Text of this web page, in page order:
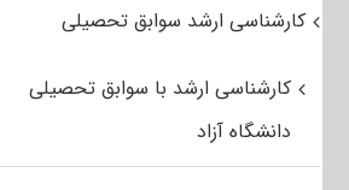
کارشناسی ارشد سوابق تحصیلی
کارشناسی ارشد با سوابق تحصیلی
دانشگاه آزاد